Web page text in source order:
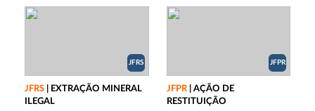
JFRS
JFRS
EXTRAÇÃO MINERAL
ILEGAL
JFPR
JFPR| AÇÃO DE
RESTITUIÇÃO